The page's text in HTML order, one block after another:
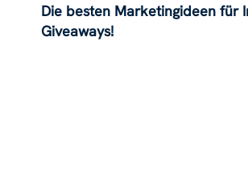
Die besten Marketingideen für
Giveaways!